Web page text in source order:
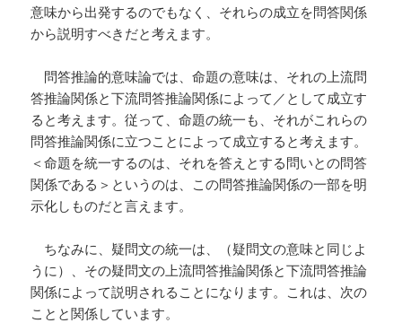
意味から出発するのでもなく、それらの成立を問答関係
から説明すべきだと考えます。
問答推論的意味論では、命題の意味は、それの上流問
答推論関係と下流問答推論関係によって／として成立す
ると考えます。従って、命題の統一も、それがこれらの
問答推論関係に立つことによって成立すると考えます。
＜命題を統一するのは、それを答えとする問いとの問答
関係である＞というのは、この問答推論関係の一部を明
示化しものだと言えます。
ちなみに、疑問文の統一は、（疑問文の意味と同じよ
うに）、その疑問文の上流問答推論関係と下流問答推論
関係によって説明されることになります。これは、次の
ことと関係しています。